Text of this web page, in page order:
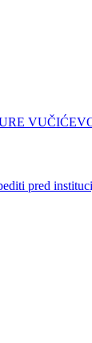
pred